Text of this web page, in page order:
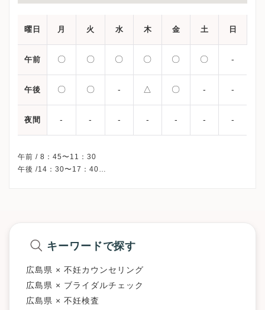
曜日 月 火 水 木 金 土 日
午前 〇 〇 〇 〇 〇 〇 -
午後 〇 〇 - △ 〇 - -
夜間 - - - - - - -
午前 / 8：45〜11：30
午後 /14：30〜17：40
キーワードで探す
広島県 × 不妊カウンセリング
広島県 × ブライダルチェック
広島県 × 不妊検査